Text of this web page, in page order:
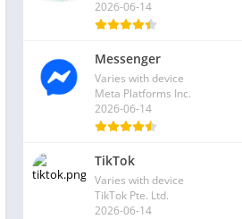
2026-06-14
Messenger
Varies with device
Meta Platforms Inc.
2026-06-14
TikTok
Varies with device
TikTok Pte. Ltd.
2026-06-14